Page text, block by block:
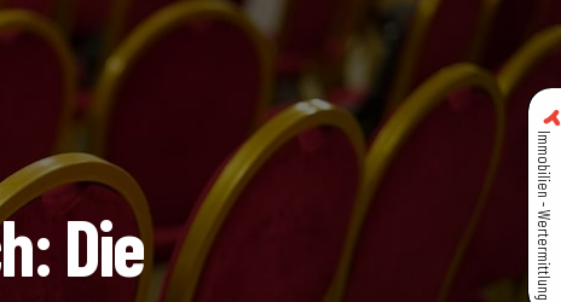
Die
Immobilien - Wertermittlung